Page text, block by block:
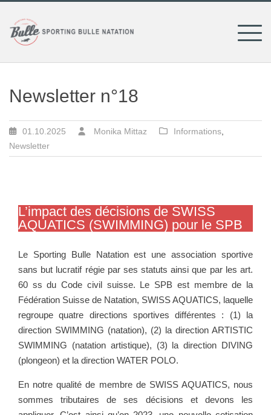
content
Newsletter n°18
01.10.2025 Monika Mittaz Informations
Newsletter
L’impact des décisions de SWISS
AQUATICS (SWIMMING) pour le SPB
Le Sporting Bulle Natation est une association sportive
sans but lucratif régie par ses statuts ainsi que par les art.
60 ss du Code civil suisse. Le SPB est membre de la
Fédération Suisse de Natation, SWISS AQUATICS, laquelle
regroupe quatre directions sportives différentes : (1) la
direction SWIMMING (natation), (2) la direction ARTISTIC
SWIMMING (natation artistique), (3) la direction DIVING
(plongeon) et la direction WATER POLO.
En notre qualité de membre de SWISS AQUATICS, nous
sommes tributaires de ses décisions et devons les